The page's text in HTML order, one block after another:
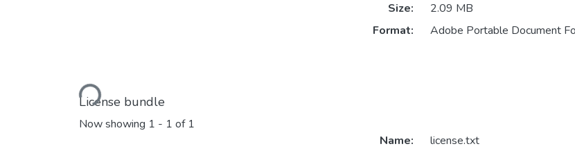
Loading...
Size:
2.09 MB
Format:
Adobe Portable Document
License bundle
Now showing 1 - 1 of 1
Name:
license.txt